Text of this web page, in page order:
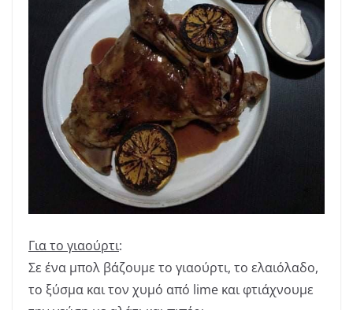
Για το γιαούρτι:
Σε ένα μπολ βάζουμε το γιαούρτι, το ελαιόλαδο,
το ξύσμα και τον χυμό από lime και φτιάχνουμε